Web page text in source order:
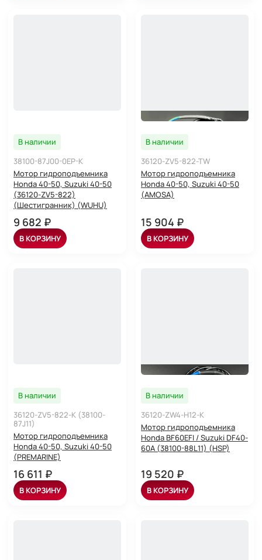
В наличии
38100-87J00-0EP-K
Мотор гидроподъемника
Honda 40-50, Suzuki 40-50
(36120-ZV5-822)
(Шестигранник) (WUHU)
9 682 ₽
В КОРЗИНУ
В наличии
36120-ZV5-822-TW
Мотор гидроподъемника
Honda 40-50, Suzuki 40-50
(AMOSA)
15 904 ₽
В КОРЗИНУ
В наличии
36120-ZV5-822-K (38100-
87J11)
Мотор гидроподъемника
Honda 40-50, Suzuki 40-50
(PREMARINE)
16 611 ₽
В КОРЗИНУ
В наличии
36120-ZW4-H12-K
Мотор гидроподъемника
Honda BF60EFI / Suzuki DF40-
60A (38100-88L11) (HSP)
19 520 ₽
В КОРЗИНУ